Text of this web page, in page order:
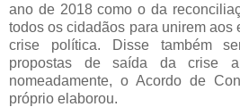
ano de 2018 como o da
todos os cidadãos para unirem aos
crise política. Disse também
propostas de saída da crise
nomeadamente, o Acordo de
próprio elaborou.